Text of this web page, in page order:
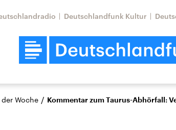
Deutschlandfunk Kultur
Woche / Kommentar zum Taurus-Abhörfall: